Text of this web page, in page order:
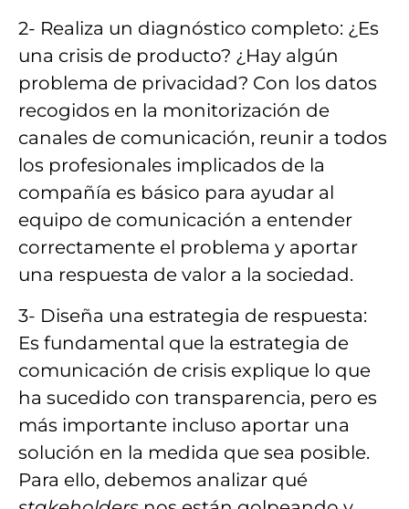
2- Realiza un diagnóstico completo: ¿Es
una crisis de producto? ¿Hay algún
problema de privacidad? Con los datos
recogidos en la monitorización de
canales de comunicación, reunir a todos
los profesionales implicados de la
compañía es básico para ayudar al
equipo de comunicación a entender
correctamente el problema y aportar
una respuesta de valor a la sociedad.
3- Diseña una estrategia de respuesta:
Es fundamental que la estrategia de
comunicación de crisis explique lo que
ha sucedido con transparencia, pero es
más importante incluso aportar una
solución en la medida que sea posible.
Para ello, debemos analizar qué